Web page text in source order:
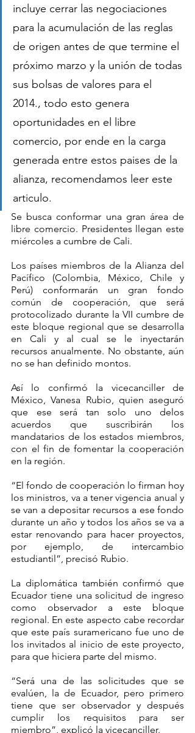
incluye cerrar las negociaciones
para la acumulación de las reglas
de origen antes de que termine el
próximo marzo y la unión de todas
sus bolsas de valores para el
2014., todo esto genera
oportunidades en el libre
comercio, por ende en la carga
generada entre estos paises de la
alianza, recomendamos leer este
articulo.
Se busca conformar una gran área de
libre comercio. Presidentes llegan este
miércoles a cumbre de Cali.
Los países miembros de la Alianza del
Pacífico (Colombia, México, Chile y
Perú) conformarán un gran fondo
común de cooperación, que será
protocolizado durante la VII cumbre de
este bloque regional que se desarrolla
en Cali y al cual se le inyectarán
recursos anualmente. No obstante, aún
no se han definido montos.
Así lo confirmó la vicecanciller de
México, Vanesa Rubio, quien aseguró
que ese será tan solo uno delos
acuerdos que suscribirán los
mandatarios de los estados miembros,
con el fin de fomentar la cooperación
en la región.
“El fondo de cooperación lo firman hoy
los ministros, va a tener vigencia anual y
se van a depositar recursos a ese fondo
durante un año y todos los años se va a
estar renovando para hacer proyectos,
por ejemplo, de intercambio
estudiantil”, precisó Rubio.
La diplomática también confirmó que
Ecuador tiene una solicitud de ingreso
como observador a este bloque
regional. En este aspecto cabe recordar
que este país suramericano fue uno de
los invitados al inicio de este proyecto,
para que hiciera parte del mismo.
“Será una de las solicitudes que se
evalúen, la de Ecuador, pero primero
tiene que ser observador y después
cumplir los requisitos para ser
miembro”, explicó la vicecanciller.